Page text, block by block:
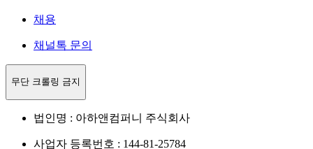
채용
채널톡 문의
무단 크롤링 금지
법인명 : 아하앤컴퍼니 주식회사
사업자 등록번호 : 144-81-25784